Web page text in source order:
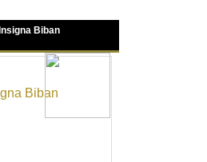
Insigna Biban